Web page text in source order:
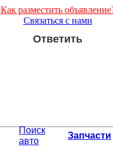
Как разместить
Связаться с нами
Ответить
Поиск
авто
Запчасти